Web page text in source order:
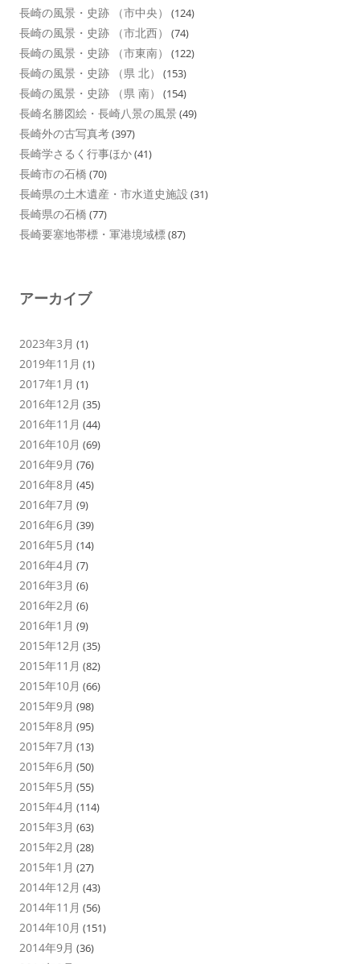
長崎の風景・史跡 （市中央） (124)
長崎の風景・史跡 （市北西） (74)
長崎の風景・史跡 （市東南） (122)
長崎の風景・史跡 （県 北） (153)
長崎の風景・史跡 （県 南） (154)
長崎名勝図絵・長崎八景の風景 (49)
長崎外の古写真考(397)
長崎学さるく行事ほか(41)
長崎市の石橋 (70)
長崎県の土木遺産・市水道史施設 (31)
長崎県の石橋 (77)
長崎要塞地帯標・軍港境域標(87)
アーカイブ
2023年3月 (1)
2019年11月 (1)
2017年1月 (1)
2016年12月 (35)
2016年11月 (44)
2016年10月 (69)
2016年9月 (76)
2016年8月 (45)
2016年7月 (9)
2016年6月 (39)
2016年5月 (14)
2016年4月 (7)
2016年3月 (6)
2016年2月 (6)
2016年1月 (9)
2015年12月 (35)
2015年11月 (82)
2015年10月 (66)
2015年9月 (98)
2015年8月 (95)
2015年7月 (13)
2015年6月 (50)
2015年5月 (55)
2015年4月 (114)
2015年3月 (63)
2015年2月 (28)
2015年1月 (27)
2014年12月 (43)
2014年11月 (56)
2014年10月 (151)
2014年9月 (36)